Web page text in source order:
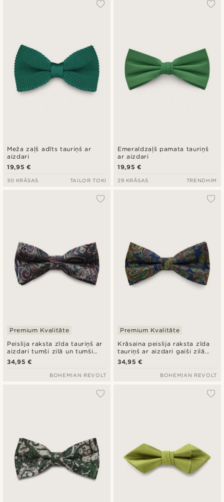
Meža zaļš adīts tauriņš ar
aizdari
19,95 €
30 KRĀSAS TAILOR TOKI
Emeraldzaļš pamata tauriņš
ar aizdari
19,95 €
29 KRĀSAS TRENDHIM
Peislija raksta zīda tauriņš ar
aizdari tumši zilā un tumši
zaļā krāsā
Premium Kvalitāte
34,95 €
BOHEMIAN REVOLT
Krāsaina peislija raksta zīda
tauriņš ar aizdari gaiši zilā
krāsā
Premium Kvalitāte
34,95 €
BOHEMIAN REVOLT